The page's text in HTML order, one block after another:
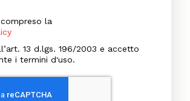
la
13 d.lgs. 196/2003 e accetto
i termini d'uso.